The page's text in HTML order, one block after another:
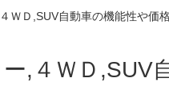
ＷＤ,SUV自動車の機能性や価
,４ＷＤ,SUV